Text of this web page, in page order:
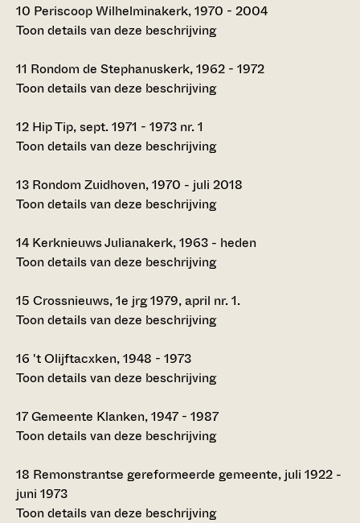
10 Periscoop Wilhelminakerk, 1970 - 2004
Toon details van deze beschrijving
11 Rondom de Stephanuskerk, 1962 - 1972
Toon details van deze beschrijving
12 Hip Tip, sept. 1971 - 1973 nr. 1
Toon details van deze beschrijving
13 Rondom Zuidhoven, 1970 - juli 2018
Toon details van deze beschrijving
14 Kerknieuws Julianakerk, 1963 - heden
Toon details van deze beschrijving
15 Crossnieuws, 1e jrg 1979, april nr. 1.
Toon details van deze beschrijving
16 't Olijftacxken, 1948 - 1973
Toon details van deze beschrijving
17Gemeente Klanken, 1947 - 1987
Toon details van deze beschrijving
18 Remonstrantse gereformeerde gemeente, juli 1922 -
juni 1973
Toon details van deze beschrijving